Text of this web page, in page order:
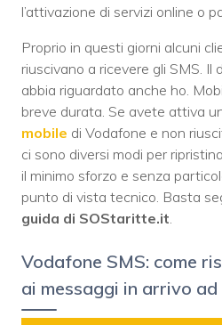
l’attivazione di servizi online o
Proprio in questi giorni alcuni
riuscivano a ricevere gli SMS. Il
abbia riguardato anche ho.
breve durata. Se avete attiva
mobile di Vodafone e non
ci sono diversi modi per
il minimo sforzo e senza
punto di vista tecnico. Basta
guida di SOStaritte.it.
Vodafone SMS: come
ai messaggi in arrivo